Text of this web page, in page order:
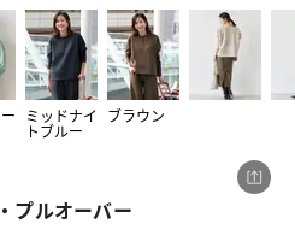
ミッドナイ
トブルー
ブラウン
1 26
プルオーバー
ニット・プルオーバー